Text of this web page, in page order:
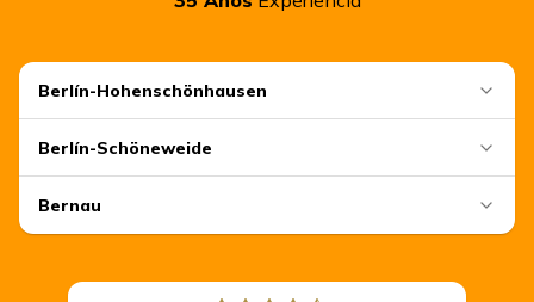
Berlín-Hohenschönhausen
Berlín-Schöneweide
Bernau